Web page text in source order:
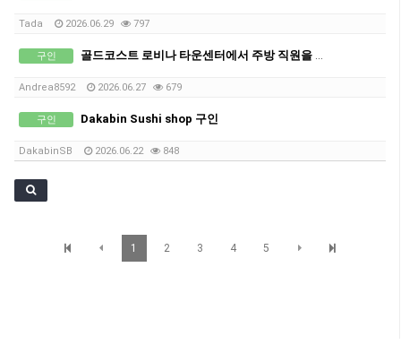
Tada 2026.06.29 797
구인 골드코스트 로비나 타운센터에서 주방 직원을 모집합니다! (단기 가능)
Andrea8592 2026.06.27 679
구인 Dakabin Sushi shop 구인
DakabinSB 2026.06.22 848
1 2 3 4 5